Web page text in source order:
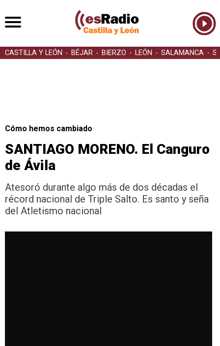
CASTILLA Y LEÓN BÉJAR BIERZO LEÓN SALAMANCA
Cómo hemos cambiado
SANTIAGO MORENO. El Canguro
de Ávila
Atesoró durante algo más de dos décadas el
récord nacional de Triple Salto. Es santo y seña
del Atletismo nacional